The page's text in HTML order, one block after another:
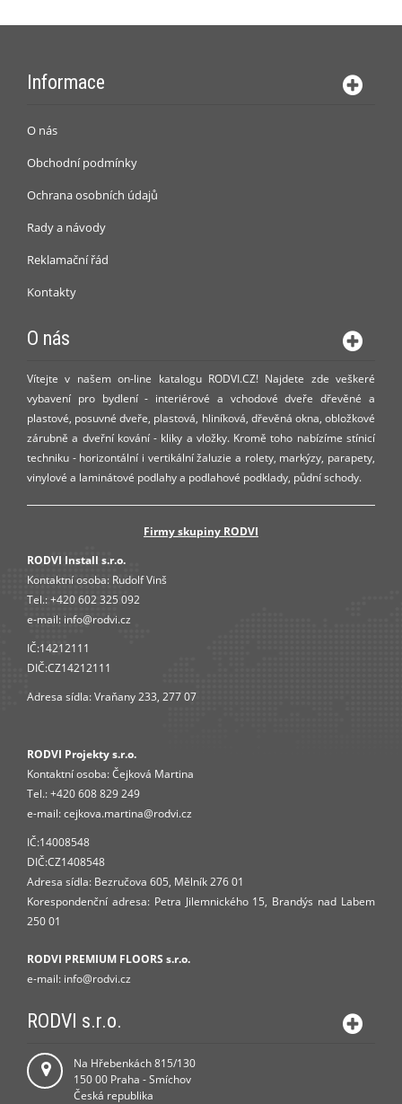
Informace
O nás
Obchodní podmínky
Ochrana osobních údajů
Rady a návody
Reklamační řád
Kontakty
O nás
Vítejte v našem on-line katalogu RODVI.CZ! Najdete zde veškeré
vybavení pro bydlení - interiérové a vchodové dveře dřevěné a
plastové, posuvné dveře, plastová, hliníková, dřevěná okna, obložkové
zárubně a dveřní kování - kliky a vložky. Kromě toho nabízíme stínicí
techniku - horizontální i vertikální žaluzie a rolety, markýzy, parapety,
vinylové a laminátové podlahy a podlahové podklady, půdní schody.
Firmy skupiny RODVI
RODVI Install s.r.o.
Kontaktní osoba: Rudolf Vinš
Tel.:+420 602 325 092
e-mail: info@rodvi.cz
IČ:14212111
DIČ:CZ14212111
Adresa sídla: Vraňany 233, 277 07
RODVI Projekty s.r.o.
Kontaktní osoba:Čejková Martina
Tel.:+420 608 829 249
e-mail:cejkova.martina@rodvi.cz
IČ:14008548
DIČ:CZ1408548
Adresa sídla: Bezručova 605, Mělník 276 01
Korespondenční adresa: Petra Jilemnického 15, Brandýs nad Labem
250 01
RODVI PREMIUM FLOORS s.r.o.
e-mail: info@rodvi.cz
RODVI s.r.o.
Na Hřebenkách 815/130
150 00 Praha - Smíchov
Česká republika